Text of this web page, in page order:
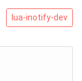
lua-
inotify-
dev
lua-inotify-dev